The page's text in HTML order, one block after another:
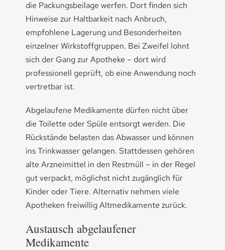
die Packungsbeilage werfen. Dort finden sich
Hinweise zur Haltbarkeit nach Anbruch,
empfohlene Lagerung und Besonderheiten
einzelner Wirkstoffgruppen. Bei Zweifel lohnt
sich der Gang zur Apotheke – dort wird
professionell geprüft, ob eine Anwendung noch
vertretbar ist.
Abgelaufene Medikamente dürfen nicht über
die Toilette oder Spüle entsorgt werden. Die
Rückstände belasten das Abwasser und können
ins Trinkwasser gelangen. Stattdessen gehören
alte Arzneimittel in den Restmüll – in der Regel
gut verpackt, möglichst nicht zugänglich für
Kinder oder Tiere. Alternativ nehmen viele
Apotheken freiwillig Altmedikamente zurück.
Austausch abgelaufener
Medikamente